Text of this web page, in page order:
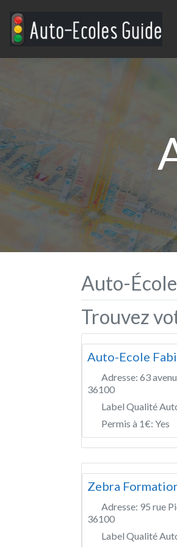
Auto-
Trouvez
Auto-Ecole
Adresse: 63
36100
Label Qualité
Permis à 1€: Yes
Zebra
Adresse: 95 rue
36100
Label Qualité